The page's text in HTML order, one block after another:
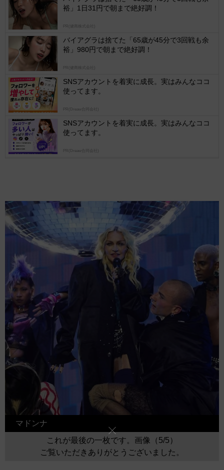
裕」1日31円で朝まで絶好調！
PR(健商株式会社)
バイアグラは捨てた「65歳が45分で3回戦も余
裕」980円で朝まで絶好調！
PR(健商株式会社)
SNSアカウントを着実に成長。実はみんなココ
使ってます。
PR(Dreaw合同会社)
SNSアカウントを着実に成長。実はみんなココ
使ってます。
PR(Dreaw合同会社)
マドンナ
これが最後の一枚です。画像（5/5）
ご覧いただきありがとうございました。